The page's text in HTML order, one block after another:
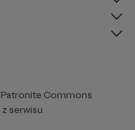
Patronite Commons
serwisu